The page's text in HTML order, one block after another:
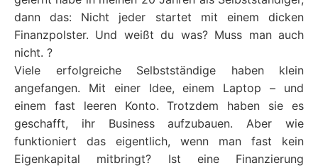
dann das: Nicht jeder startet mit einem dicken
Finanzpolster. Und weißt du was? Muss man auch
nicht. ?
Viele erfolgreiche Selbstständige haben klein
angefangen. Mit einer Idee, einem Laptop – und
einem fast leeren Konto. Trotzdem haben sie es
geschafft, ihr Business aufzubauen. Aber wie
funktioniert das eigentlich, wenn man fast kein
Eigenkapital mitbringt? Ist eine Finanzierung